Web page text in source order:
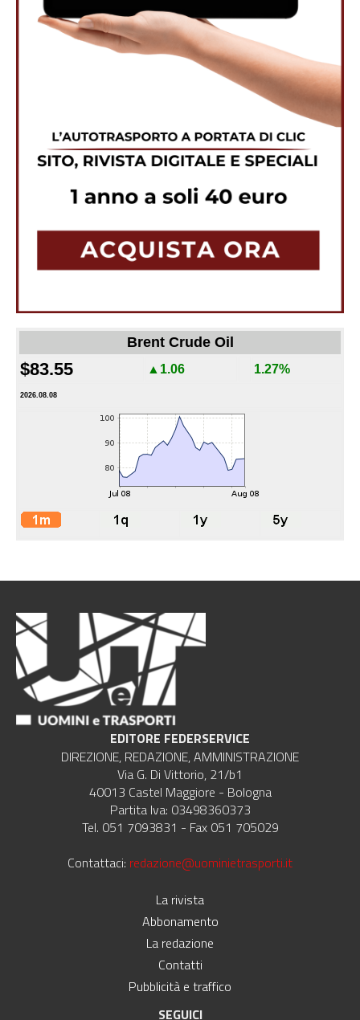
Brent Crude Oil
$83.55 ▲1.06 1.27%
2026.08.08
EDITORE FEDERSERVICE
DIREZIONE, REDAZIONE, AMMINISTRAZIONE
Via G. Di Vittorio, 21/b1
40013 Castel Maggiore - Bologna
Partita Iva: 03498360373
Tel. 051 7093831 - Fax 051 705029
Contattaci: redazione@uominietrasporti.it
La rivista
Abbonamento
La redazione
Contatti
Pubblicità e traffico
SEGUICI